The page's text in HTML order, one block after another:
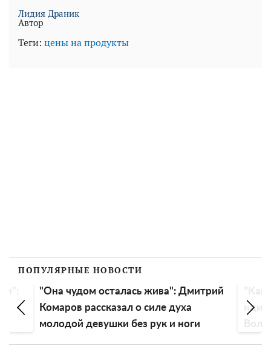
Лидия Драник
Автор
Теги: цены на продукты
ПОПУЛЯРНЫЕ НОВОСТИ
осталась жива": Дмитрий
рассказал о силе духа
девушки без рук и ноги
"Как древняя
идиотский":
Волочковой